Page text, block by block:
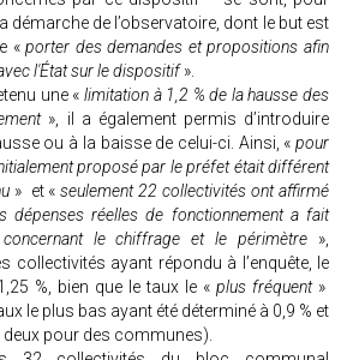
démarche de l’observatoire, dont le but est
«porter des demandes et propositions afin
l'État sur le dispositif».
une « limitation à 1,2 % de la hausse des
», il a également permis d’introduire
ou à la baisse de celui-ci. Ainsi, « pour
proposé par le préfet était différent
» et «seulement 22 collectivités ont affirmé
dépenses réelles de fonctionnement a fait
concernant le chiffrage et le périmètre »,
collectivités ayant répondu à l’enquête, le
%, bien que le taux le « plus fréquent »
le plus bas ayant été déterminé à 0,9 % et
deux pour des communes).